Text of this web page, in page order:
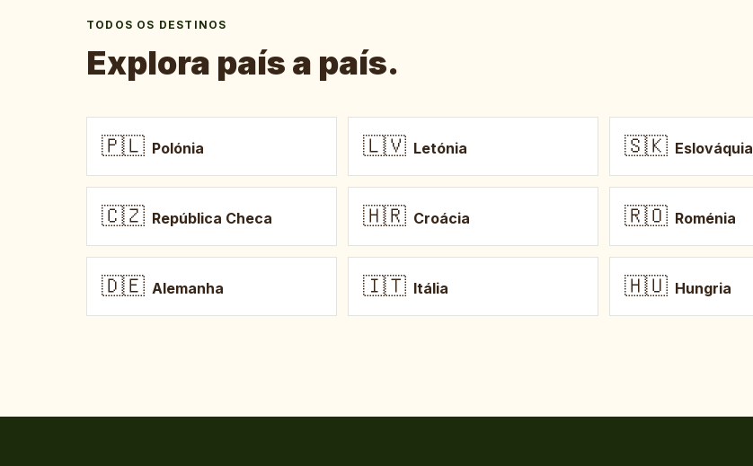
TODOS OS DESTINOS
Explora país a país.
🇵🇱 Polónia 🇱🇻 Letónia 🇸🇰 Eslováquia
🇨🇿 República Checa 🇭🇷 Croácia 🇷🇴 Roménia
🇩🇪 Alemanha 🇮🇹 Itália 🇭🇺 Hungria